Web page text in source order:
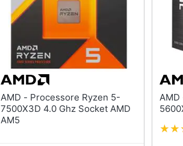
AMD - Processore Ryzen 5-
7500X3D 4.0 Ghz Socket AMD
AM5
AMD - Processore